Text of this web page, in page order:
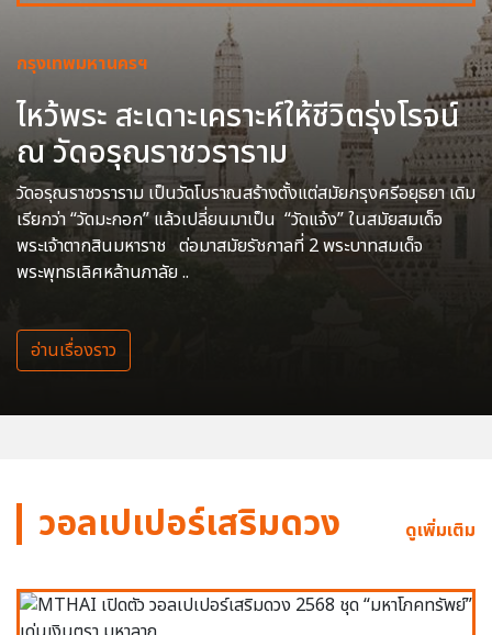
กรุงเทพมหานครฯ
ไหว้พระ สะเดาะเคราะห์ให้ชีวิตรุ่งโรจน์
ณ วัดอรุณราชวราราม
วัดอรุณราชวราราม เป็นวัดโบราณสร้างตั้งแต่สมัยกรุงศรีอยุธยา เดิม
เรียกว่า “วัดมะกอก” แล้วเปลี่ยนมาเป็น “วัดแจ้ง” ในสมัยสมเด็จ
พระเจ้าตากสินมหาราช ต่อมาสมัยรัชกาลที่ 2 พระบาทสมเด็จ
พระพุทธเลิศหล้านภาลัย ..
อ่านเรื่องราว
วอลเปเปอร์เสริมดวง ดูเพิ่มเติม